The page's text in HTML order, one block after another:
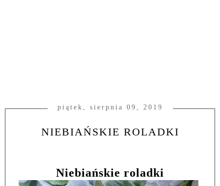
piątek, sierpnia 09, 2019
NIEBIAŃSKIE ROLADKI
Niebiańskie roladki